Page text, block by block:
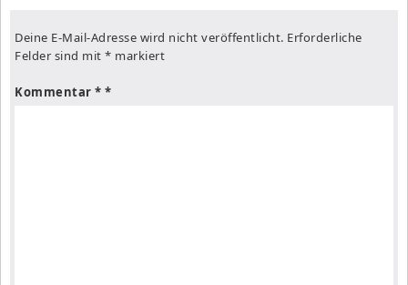
Deine E-Mail-Adresse wird nicht veröffentlicht. Erforderliche
Felder sind mit * markiert
Kommentar *